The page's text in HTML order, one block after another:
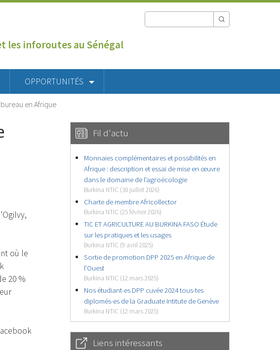
les inforoutes au Sénégal
OPPORTUNITÉS
en Afrique
où le
20 %
Fil d'actu
Monnaies complémentaires et possibilités en
Afrique : description et essai de mise en œuvre
dans le domaine de l’agroécologie
Burkina NTIC (30 juillet 2026)
Charte de membre Africollector
Burkina NTIC (25 février 2026)
TIC ET AGRICULTURE AU BURKINA FASO Étude
sur les pratiques et les usages
Burkina NTIC (9 avril 2025)
Sortie de promotion DPP 2025 en Afrique de
l’Ouest
Burkina NTIC (12 mars 2025)
Nos étudiant-es DPP cuvée 2024 tous-tes
diplomés-es de la Graduate Intitute de Genève
Burkina NTIC (12 mars 2025)
Liens intéressants